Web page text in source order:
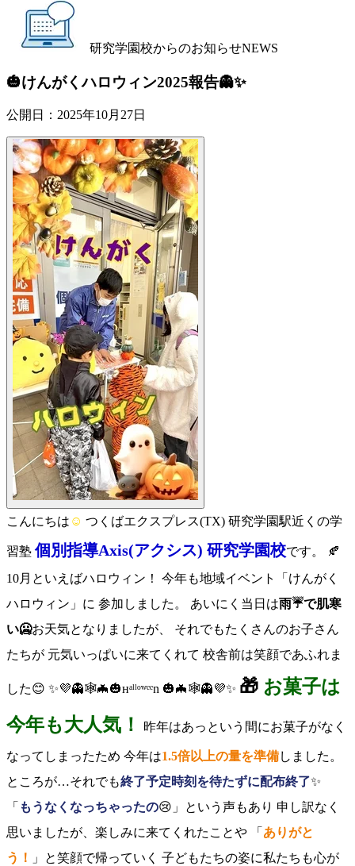
研究学園校からのお知らせNEWS
🎃けんがくハロウィン2025報告👻✨
公開日： 2025年10月27日
こんにちは ☺ つくばエクスプレス(TX) 研究学園駅近くの学
習塾 個別指導Axis(アクシス) 研究学園校です。 🍂
10月といえばハロウィン！ 今年も地域イベント「けんがく
ハロウィン」に 参加しました。 あいにく当日は雨☔で肌寒
い🥶お天気となりましたが、 それでもたくさんのお子さん
たちが 元気いっぱいに来てくれて 校舎前は笑顔であふれま
した😊 ✨💜👻🕸🦇🎃ʜᵃˡˡᵒʷᵉᵉn 🎃🦇🕸👻💜✨ 🎁 お菓子は
今年も大人気！
昨年はあっという間にお菓子がなく
なってしまったため 今年は1.5倍以上の量を準備しました。
ところが…それでも終了予定時刻を待たずに配布終了✨
「 もうなくなっちゃったの😢」という声もあり 申し訳なく
思いましたが、楽しみに来てくれたことや 「 ありがと
う！
」と笑顔で帰っていく 子どもたちの姿に私たちも心が